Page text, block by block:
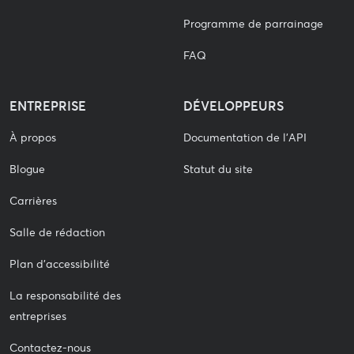
Programme de parrainage
FAQ
ENTREPRISE
À propos
Blogue
Carrières
Salle de rédaction
Plan d'accessibilité
La responsabilité des
entreprises
Contactez-nous
DÉVELOPPEURS
Documentation de l'API
Statut du site